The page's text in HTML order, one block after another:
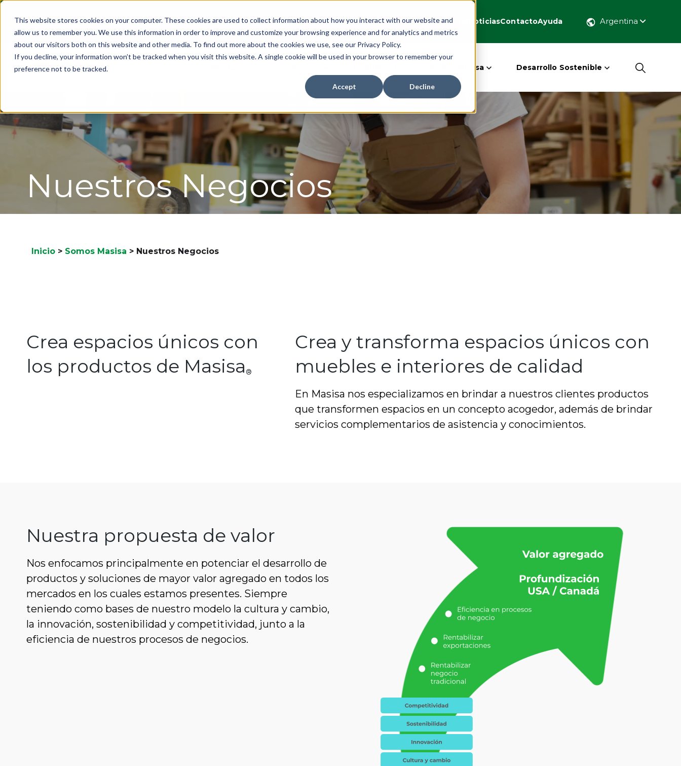
This website stores cookies on your computer. These cookies are used to collect information about how you interact with our website and
allow us to remember you. We use this information in order to improve and customize your browsing experience and for analytics and metrics
about our visitors both on this website and other media. To find out more about the cookies we use, see our Privacy Policy.
If you decline, your information won’t be tracked when you visit this website. A single cookie will be used in your browser to remember your
preference not to be tracked.
Accept Decline
InversionistasDónde Comprar NoticiasContactoAyuda Argentina
Somos Masisa Desarrollo Sostenible
Nuestros Negocios
Inicio > Somos Masisa > Nuestros Negocios
Crea espacios únicos con
los productos de Masisa ®
Crea y transforma espacios únicos con
muebles e interiores de calidad
En Masisa nos especializamos en brindar a nuestros clientes productos
que transformen espacios en un concepto acogedor, además de brindar
servicios complementarios de asistencia y conocimientos.
Nuestra propuesta de valor
Nos enfocamos principalmente en potenciar el desarrollo de
productos y soluciones de mayor valor agregado en todos los
mercados en los cuales estamos presentes. Siempre
teniendo como bases de nuestro modelo la cultura y cambio,
la innovación, sostenibilidad y competitividad, junto a la
eficiencia de nuestros procesos de negocios.